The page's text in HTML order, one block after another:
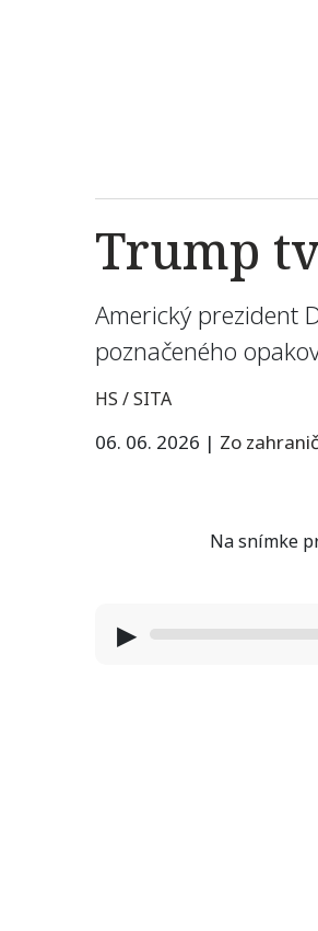
Trump
Americký prezident
poznačeného
HS / SITA
06. 06. 2026 | Zo
Na snímke
▶